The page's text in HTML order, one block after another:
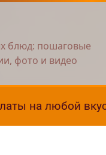
блюд: пошаговые
фото и видео
на любой